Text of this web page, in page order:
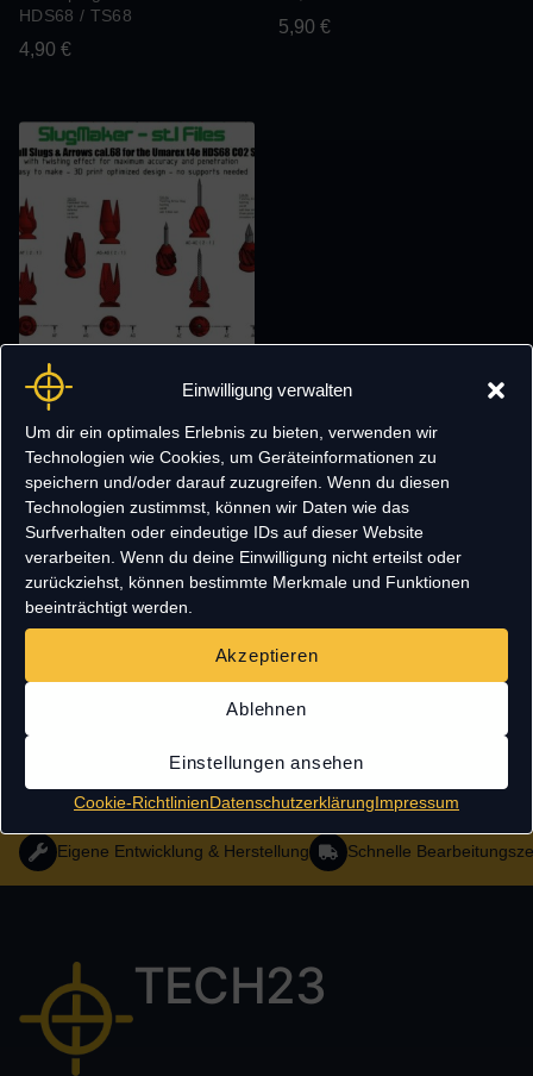
Einwilligung verwalten
Um dir ein optimales Erlebnis zu bieten, verwenden wir
Technologien wie Cookies, um Geräteinformationen zu
speichern und/oder darauf zuzugreifen. Wenn du diesen
Technologien zustimmst, können wir Daten wie das
Surfverhalten oder eindeutige IDs auf dieser Website
verarbeiten. Wenn du deine Einwilligung nicht erteilst oder
zurückziehst, können bestimmte Merkmale und Funktionen
beeinträchtigt werden.
Akzeptieren
Ablehnen
Einstellungen ansehen
Cookie-RichtlinienDatenschutzerklärungImpressum
HDS68 / TS68
4,90 €
5,90 €
cal.68 Mega Pack: 28 STL-
Slugs für HDS68 HDX68
HDR68 Pistelle X Tippman
usw
6,95€
Eigene Entwicklung & Herstellung Schnelle
TECH23